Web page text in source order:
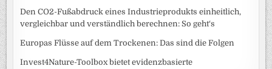
Den CO2-Fußabdruck eines Industrieprodukts einheitlich,
vergleichbar und verständlich berechnen: So geht‘s
Europas Flüsse auf dem Trockenen: Das sind die Folgen
Invest4Nature-Toolbox bietet evidenzbasierte